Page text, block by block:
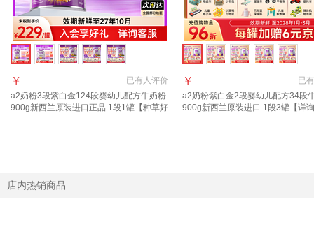
已有人评价
￥
a2奶粉3段紫白金124段婴幼儿配方牛奶粉
900g新西兰原装进口正品 1段1罐【种草好
已有
￥
a2奶粉紫白金2段婴幼儿配方34段
900g新西兰原装进口 1段3罐【详
店内热销商品